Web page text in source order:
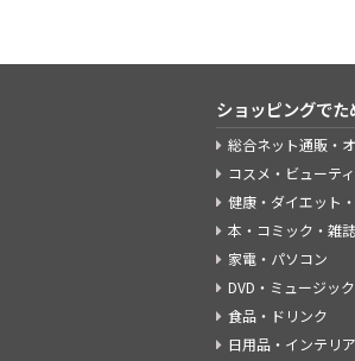
ショッピングでた
総合ネット通販・
コスメ・ビューテ
健康・ダイエット
本・コミック・雑誌
家電・パソコン
DVD・ミュージッ
食品・ドリンク
日用品・インテリ